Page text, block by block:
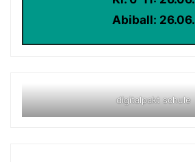
Abiball: 26.06.
digitalpakt schule